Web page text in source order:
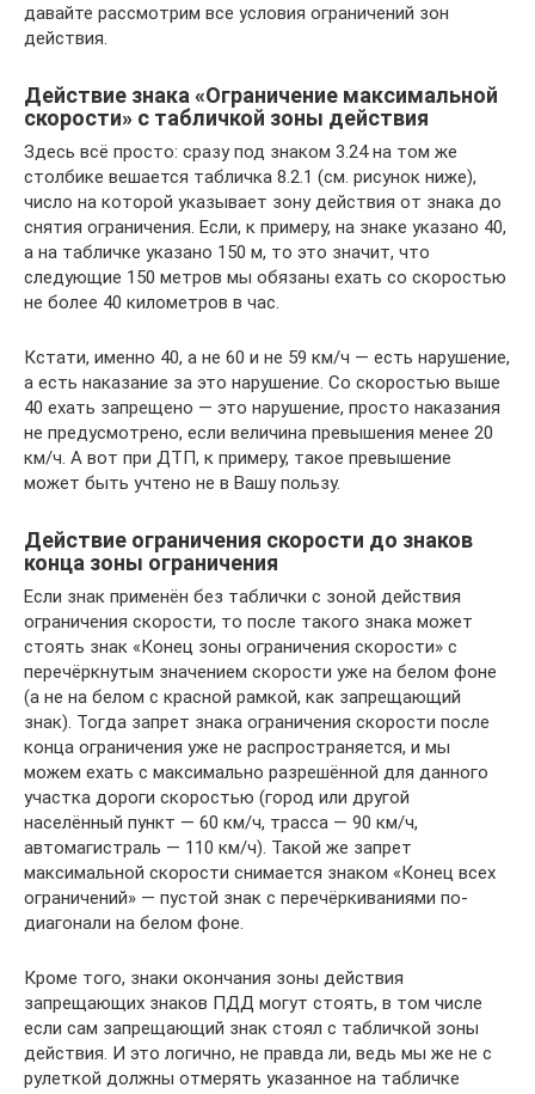
давайте рассмотрим все условия ограничений зон
действия.
Действие знака «Ограничение максимальной
скорости» с табличкой зоны действия
Здесь всё просто: сразу под знаком 3.24 на том же
столбике вешается табличка 8.2.1 (см. рисунок ниже),
число на которой указывает зону действия от знака до
снятия ограничения. Если, к примеру, на знаке указано 40,
а на табличке указано 150 м, то это значит, что
следующие 150 метров мы обязаны ехать со скоростью
не более 40 километров в час.
Кстати, именно 40, а не 60 и не 59 км/ч — есть нарушение,
а есть наказание за это нарушение. Со скоростью выше
40 ехать запрещено — это нарушение, просто наказания
не предусмотрено, если величина превышения менее 20
км/ч. А вот при ДТП, к примеру, такое превышение
может быть учтено не в Вашу пользу.
Действие ограничения скорости до знаков
конца зоны ограничения
Если знак применён без таблички с зоной действия
ограничения скорости, то после такого знака может
стоять знак «Конец зоны ограничения скорости» с
перечёркнутым значением скорости уже на белом фоне
(а не на белом с красной рамкой, как запрещающий
знак). Тогда запрет знака ограничения скорости после
конца ограничения уже не распространяется, и мы
можем ехать с максимально разрешённой для данного
участка дороги скоростью (город или другой
населённый пункт — 60 км/ч, трасса — 90 км/ч,
автомагистраль — 110 км/ч). Такой же запрет
максимальной скорости снимается знаком «Конец всех
ограничений» — пустой знак с перечёркиваниями по-
диагонали на белом фоне.
Кроме того, знаки окончания зоны действия
запрещающих знаков ПДД могут стоять, в том числе
если сам запрещающий знак стоял с табличкой зоны
действия. И это логично, не правда ли, ведь мы же не с
рулеткой должны отмерять указанное на табличке